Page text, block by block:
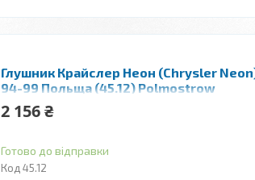
Глушник Крайслер Неон (Chrysler
94-99 Польща (45.12) Polmostrow
алюминизированный
2 156 ₴
Готово до відправки
45.12